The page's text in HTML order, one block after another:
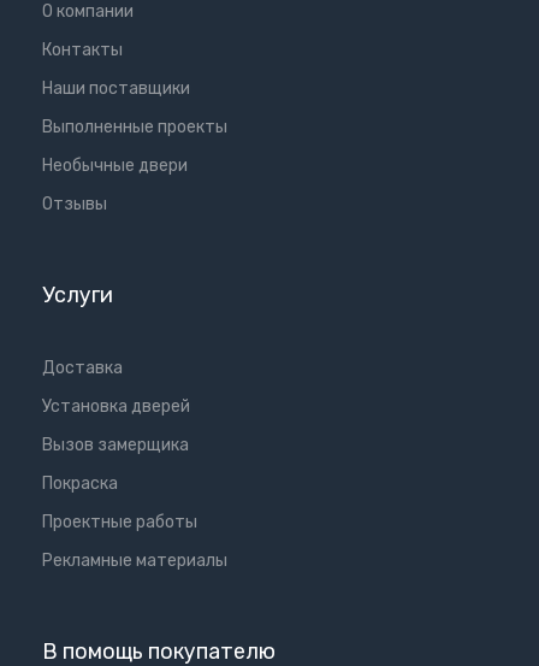
О компании
Контакты
Наши поставщики
Выполненные проекты
Необычные двери
Отзывы
Услуги
Доставка
Установка дверей
Вызов замерщика
Покраска
Проектные работы
Рекламные материалы
В помощь покупателю